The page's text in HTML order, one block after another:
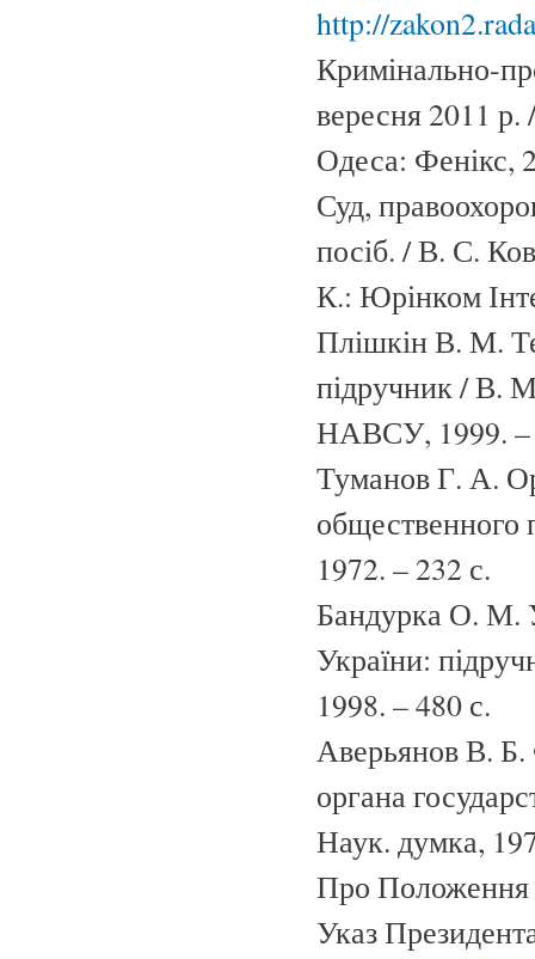
http://
Кримінально-
вересня 2011
Одеса: Фенікс,
Суд,
посіб. / В. С.
К.: Юрінком
Плішкін В. М.
підручник / В.
НАВСУ, 1999. –
Туманов Г. А.
1972. – 232 с.
Бандурка О. М.
України:
1998. – 480 с.
Аверьянов В. Б.
органа
Наук. думка,
Про Положення
Указ